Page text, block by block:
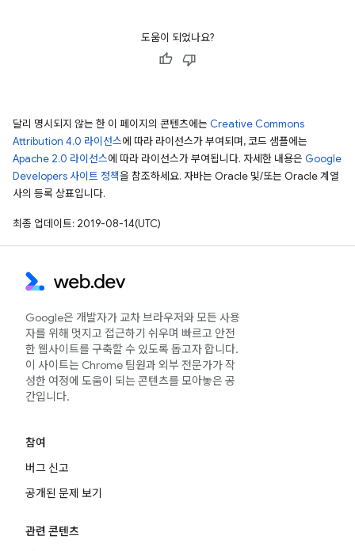
도움이 되었나요?
달리 명시되지 않는 한 이 페이지의 콘텐츠에는 Creative Commons
Attribution 4.0 라이선스에 따라 라이선스가 부여되며, 코드 샘플에는
Apache 2.0 라이선스에 따라 라이선스가 부여됩니다. 자세한 내용은 Google
Developers 사이트 정책을 참조하세요. 자바는 Oracle 및/또는 Oracle 계열
사의 등록 상표입니다.
최종 업데이트: 2019-08-14(UTC)
Google은 개발자가 교차 브라우저와 모든 사용
자를 위해 멋지고 접근하기 쉬우며 빠르고 안전
한 웹사이트를 구축할 수 있도록 돕고자 합니다.
이 사이트는 Chrome 팀원과 외부 전문가가 작
성한 여정에 도움이 되는 콘텐츠를 모아놓은 공
간입니다.
참여
버그 신고
공개된 문제 보기
관련 콘텐츠